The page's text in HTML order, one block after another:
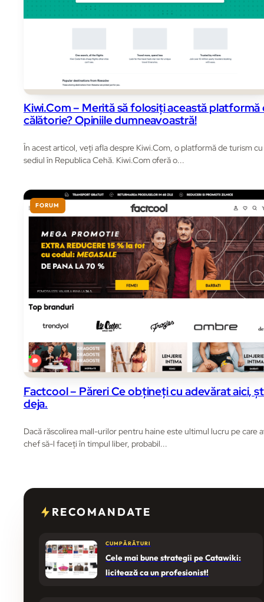
Kiwi.Com – Merită să folosiți această platformă
călătorie? Opiniile dumneavoastră!
În acest articol, veți afla despre Kiwi.Com, o platformă de turism cu
sediul în Republica Cehă. Kiwi.Com oferă o...
FORUM
Factcool – Păreri Ce obțineți cu adevărat aici,
deja.
Dacă răscolirea mall-urilor pentru haine este ultimul lucru pe care
chef să-l faceți în timpul liber, probabil...
RECOMANDATE
CUMPĂRĂTURI
Cele mai bune strategii pe Catawiki:
licitează ca un profesionist!